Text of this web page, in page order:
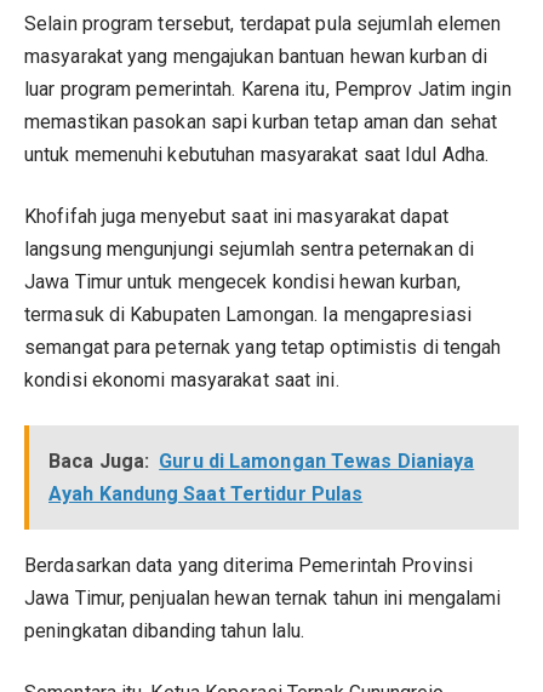
Selain program tersebut, terdapat pula sejumlah elemen
masyarakat yang mengajukan bantuan hewan kurban di
luar program pemerintah. Karena itu, Pemprov Jatim ingin
memastikan pasokan sapi kurban tetap aman dan sehat
untuk memenuhi kebutuhan masyarakat saat Idul Adha.
Khofifah juga menyebut saat ini masyarakat dapat
langsung mengunjungi sejumlah sentra peternakan di
Jawa Timur untuk mengecek kondisi hewan kurban,
termasuk di Kabupaten Lamongan. Ia mengapresiasi
semangat para peternak yang tetap optimistis di tengah
kondisi ekonomi masyarakat saat ini.
Baca Juga: Guru di Lamongan Tewas Dianiaya
Ayah Kandung Saat Tertidur Pulas
Berdasarkan data yang diterima Pemerintah Provinsi
Jawa Timur, penjualan hewan ternak tahun ini mengalami
peningkatan dibanding tahun lalu.